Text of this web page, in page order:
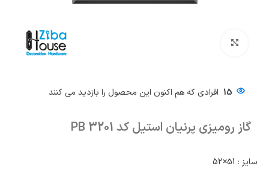
15 افرادی که هم اکنون این محصول را بازدید می کنند
گاز رومیزی پرنیان استیل کد PB 3201
سایز : 51×52